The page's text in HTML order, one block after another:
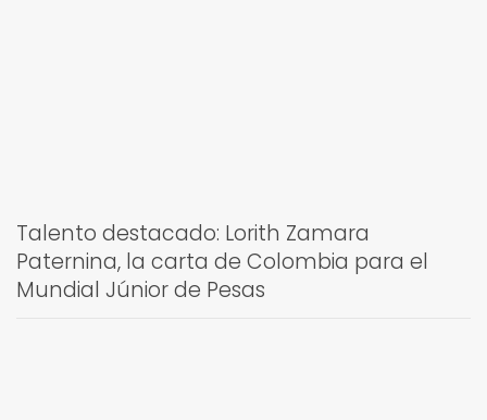
Talento destacado: Lorith Zamara
Paternina, la carta de Colombia para el
Mundial Júnior de Pesas